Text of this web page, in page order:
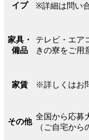
イプ
※詳細は問い
家具・
備品
テレビ・エア
きの寮をご用
家賃 ※詳しくはお
その他
全国から応募
（ご自宅から